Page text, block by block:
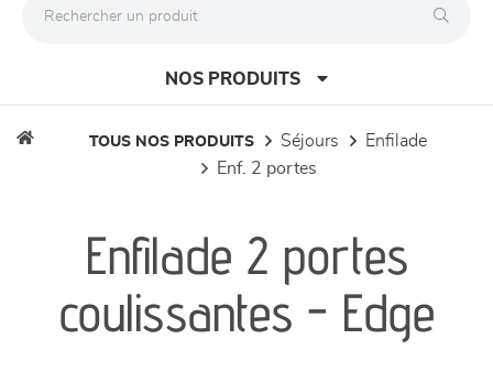
NOS PRODUITS
séjours
meubles de complément
TOUS NOS PRODUITS séjours
enfilade
enf. 2 portes
Enfilade 2 portes
coulissantes - Edge